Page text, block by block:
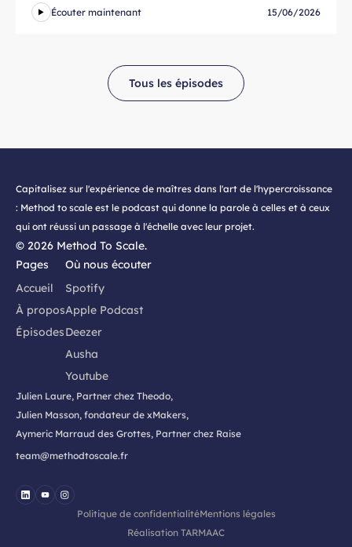
Écouter maintenant 15/06/2026
Tous les épisodes
Capitalisez sur l'expérience de maîtres dans l'art de l'hypercroissance
: Method to scale est le podcast qui donne la parole à celles et à ceux
qui ont réussi un passage à l'échelle avec leur projet.
© 2026 Method To Scale.
Pages
Accueil
À propos
Épisodes
Où nous écouter
Spotify
Apple Podcast
Deezer
Ausha
Youtube
Julien Laure, Partner chez Theodo,
Julien Masson, fondateur de xMakers,
Aymeric Marraud des Grottes, Partner chez Raise
team@methodtoscale.fr
Réalisation TARMAAC
Politique de confidentialitéMentions légales